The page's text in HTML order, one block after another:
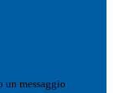
un messaggio